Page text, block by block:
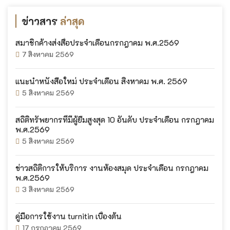
ข่าวสาร ล่าสุด
สมาชิกค้างส่งสื่อประจำเดือนกรกฎาคม พ.ศ.2569
7 สิงหาคม 2569
แนะนำหนังสือใหม่ ประจำเดือน สิงหาคม พ.ศ. 2569
5 สิงหาคม 2569
สถิติทรัพยากรที่มีผู้ยืมสูงสุด 10 อันดับ ประจำเดือน กรกฎาคม
พ.ศ.2569
5 สิงหาคม 2569
ข่าวสถิติการให้บริการ งานห้องสมุด ประจำเดือน กรกฎาคม
พ.ศ.2569
3 สิงหาคม 2569
คู่มือการใช้งาน turnitin เบื้องต้น
17 กรกฎาคม 2569